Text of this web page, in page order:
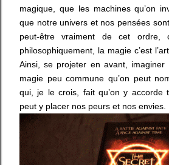
magique, que les machines qu’on
que notre univers et nos pensées
peut-être vraiment de cet ordre,
philosophiquement, la magie c’est
Ainsi, se projeter en avant, imaginer
magie peu commune qu’on peut
qui, je le crois, fait qu’on y accorde
peut y placer nos peurs et nos envies.